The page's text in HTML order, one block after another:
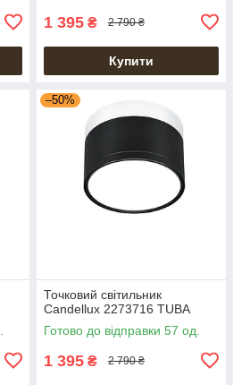
1 395 ₴ 2 790 ₴
Купити
–50%
Точковий світильник
Candellux 2273716 TUBA
Готово до відправки 57 од.
1 395 ₴ 2 790 ₴